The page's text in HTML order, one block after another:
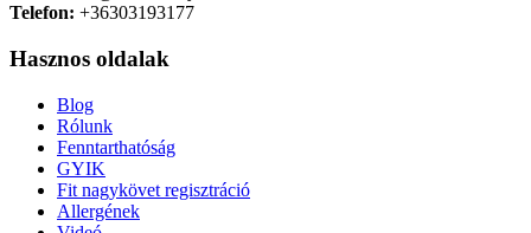
Telefon: +36303193177
Hasznos oldalak
Blog
Rólunk
Fenntarthatóság
GYIK
Fit nagykövet regisztráció
Allergének